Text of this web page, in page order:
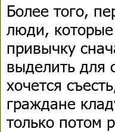
Более того,
люди,
привычку
выделить для
хочется
граждане
только потом